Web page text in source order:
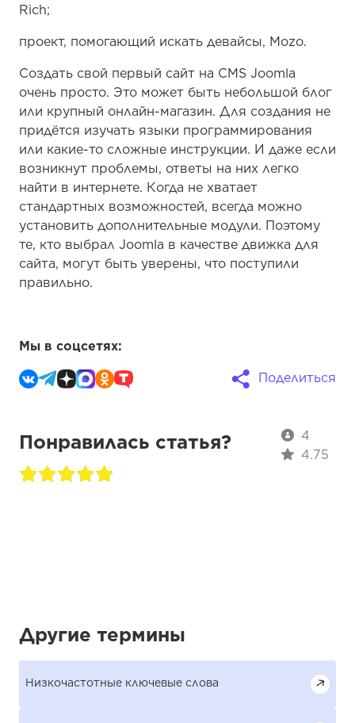
Rich;
проект, помогающий искать девайсы, Mozo.
Создать свой первый сайт на CMS Joomla
очень просто. Это может быть небольшой блог
или крупный онлайн-магазин. Для создания не
придётся изучать языки программирования
или какие-то сложные инструкции. И даже если
возникнут проблемы, ответы на них легко
найти в интернете. Когда не хватает
стандартных возможностей, всегда можно
установить дополнительные модули. Поэтому
те, кто выбрал Joomla в качестве движка для
сайта, могут быть уверены, что поступили
правильно.
Мы в соцсетях:
Поделиться
Понравилась статья?
4
4.75
Другие термины
Низкочастотные ключевые слова